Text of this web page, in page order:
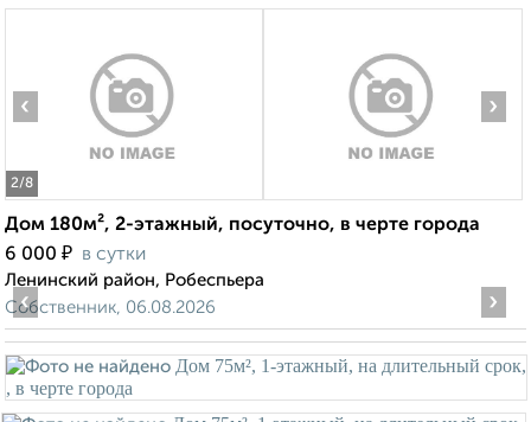
2/8
‹ ›
Дом 180м², 2-этажный, посуточно, в черте города
6 000 ₽ в сутки
Ленинский район, Робеспьера
Собственник, 06.08.2026
‹ ›